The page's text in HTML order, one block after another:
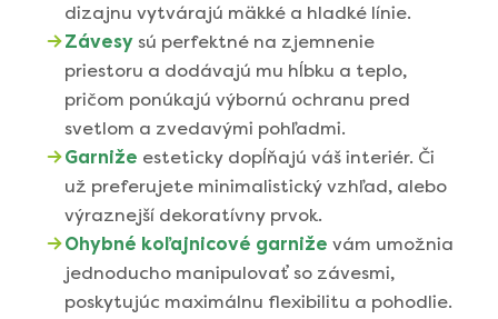
dizajnu vytvárajú mäkké a hladké línie.
Závesy sú perfektné na zjemnenie
priestoru a dodávajú mu hĺbku a teplo,
pričom ponúkajú výbornú ochranu pred
svetlom a zvedavými pohľadmi.
Garniže esteticky dopĺňajú váš interiér. Či
už preferujete minimalistický vzhľad, alebo
výraznejší dekoratívny prvok.
Ohybné koľajnicové garniže vám umožnia
jednoducho manipulovať so závesmi,
poskytujúc maximálnu flexibilitu a pohodlie.